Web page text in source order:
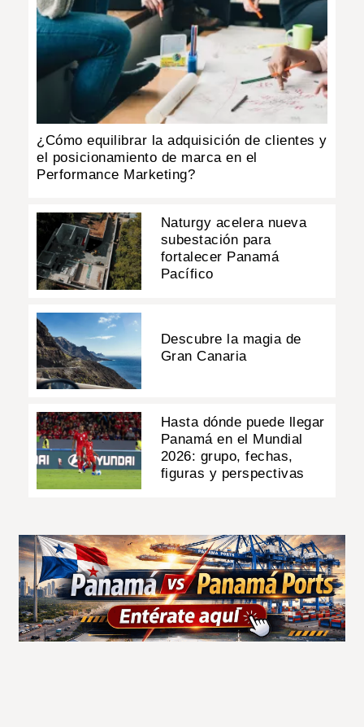
¿Cómo equilibrar la adquisición de clientes y
el posicionamiento de marca en el
Performance Marketing?
Naturgy acelera nueva
subestación para
fortalecer Panamá
Pacífico
Descubre la magia de
Gran Canaria
Hasta dónde puede llegar
Panamá en el Mundial
2026: grupo, fechas,
figuras y perspectivas